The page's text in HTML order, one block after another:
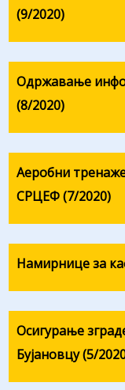
(9/2020)
Одржавање
(8/2020)
Аеробни
СРЦЕФ (7/2020)
Намирнице за
Осигурање
Бујановцу (5/